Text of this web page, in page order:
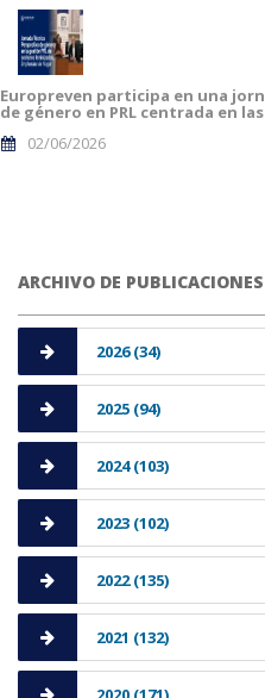
Europreven participa en una
de género en PRL centrada en
02/06/2026
ARCHIVO DE PUBLICACIONES
2026 (34)
2025 (94)
2024 (103)
2023 (102)
2022 (135)
2021 (132)